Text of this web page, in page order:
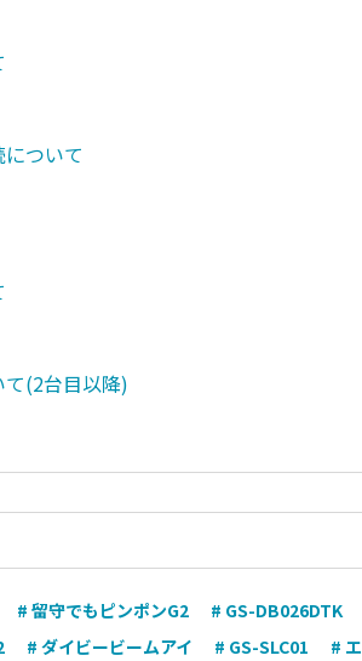
ついて
(2台目以降)
# 留守でもピンポンG2
# GS-DB026DTK
# ダイビービームアイ # GS-SLC01 #